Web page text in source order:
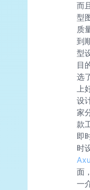
而
型
质
到
型
目
选
上
设
家
款
即
时
面
一